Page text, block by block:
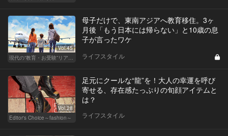
Vol.45
現代の“教育・お受験”リアルドキュメント
母子だけで、東南アジアへ教育移住。3ヶ
月後「もう日本には帰らない」と10歳の息
子が言ったワケ
ライフスタイル
Vol.28
Editor's Choice～fashion～
足元にクールな“龍”を！大人の幸運を呼び
寄せる、存在感たっぷりの旬顔アイテムと
は？
ライフスタイル